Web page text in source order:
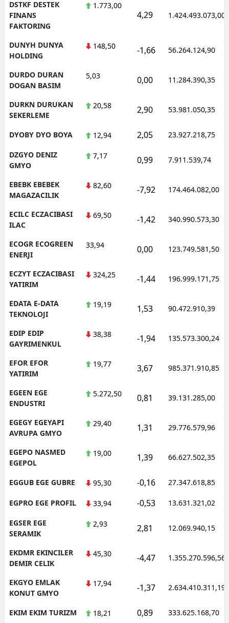
DSTKF DESTEK
FINANS
FAKTORING
1.773,00
4,29 1.424.493.073,00
DUNYH DUNYA
HOLDING
148,50 -1,66 56.264.124,90
DURDO DURAN
DOGAN BASIM
5,03 0,00 11.284.390,35
DURKN DURUKAN
SEKERLEME
20,58 2,90 53.981.050,35
DYOBY DYO BOYA 12,94 2,05 23.927.218,75
DZGYO DENIZ
GMYO
7,17 0,99 7.911.539,74
EBEBK EBEBEK
MAGAZACILIK
82,60 -7,92 174.464.082,00
ECILC ECZACIBASI
ILAC
69,50 -1,42 340.990.573,30
ECOGR ECOGREEN
ENERJI
33,94 0,00 123.749.581,50
ECZYT ECZACIBASI
YATIRIM
324,25 -1,44 196.999.171,75
EDATA E-DATA
TEKNOLOJI
19,19 1,53 90.472.910,39
EDIP EDIP
GAYRIMENKUL
38,38 -1,94 135.573.300,24
EFOR EFOR
YATIRIM
19,77 3,67 985.371.910,85
EGEEN EGE
ENDUSTRI
5.272,50 0,81 39.131.285,00
EGEGY EGEYAPI
AVRUPA GMYO
29,40 1,31 29.776.579,96
EGEPO NASMED
EGEPOL
19,00 1,39 66.627.502,35
EGGUB EGE GUBRE 95,30 -0,16 27.347.618,85
EGPRO EGE PROFIL 33,94 -0,53 13.631.321,02
EGSER EGE
SERAMIK
2,93 2,81 12.069.940,15
EKDMR EKINCILER
DEMIR CELIK
45,30 -4,47 1.355.270.596,56
EKGYO EMLAK
KONUT GMYO
17,94 -1,37 2.634.410.311,19
EKIM EKIM TURIZM 18,21 0,89 333.625.168,70